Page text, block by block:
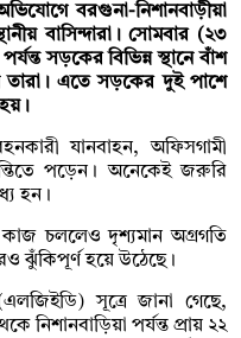
বরগুনা-নিশানবাড়ীয়া
বাসিন্দারা। সোমবার (২৩
সড়কের বিভিন্ন স্থানে বাঁশ
তারা। এতে সড়কের দুই পাশে
যানবাহন, অফিসগামী
পড়েন। অনেকেই জরুরি
হন।
কাজ চললেও দৃশ্যমান অগ্রগতি
ঝুঁকিপূর্ণ হয়ে উঠেছে।
সূত্রে জানা গেছে,
পর্যন্ত প্রায় ২২